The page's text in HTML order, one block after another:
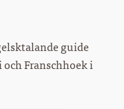
guide
Franschhoek i